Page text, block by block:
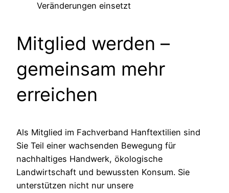
Veränderungen einsetzt
Mitglied werden –
gemeinsam mehr
erreichen
Als Mitglied im Fachverband Hanftextilien sind
Sie Teil einer wachsenden Bewegung für
nachhaltiges Handwerk, ökologische
Landwirtschaft und bewussten Konsum. Sie
unterstützen nicht nur unsere